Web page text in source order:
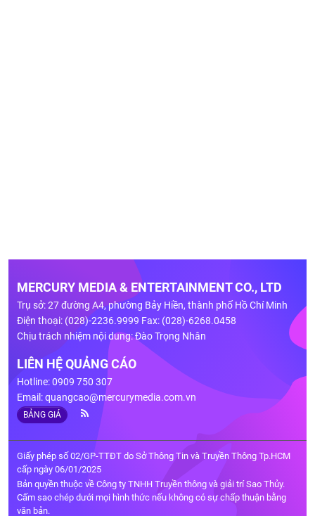
MERCURY MEDIA & ENTERTAINMENT CO., LTD
Trụ sở: 27 đường A4, phường Bảy Hiền, thành phố Hồ Chí Minh
Điện thoại: (028)-2236.9999 Fax: (028)-6268.0458
Chịu trách nhiệm nội dung: Đào Trọng Nhân
LIÊN HỆ QUẢNG CÁO
Hotline: 0909 750 307
Email:quangcao@mercurymedia.com.vn
BẢNG GIÁ
Giấy phép số 02/GP-TTĐT do Sở Thông Tin và Truyền Thông Tp.HCM
cấp ngày 06/01/2025
Bản quyền thuộc về Công ty TNHH Truyền thông và giải trí Sao Thủy.
Cấm sao chép dưới mọi hình thức nếu không có sự chấp thuận bằng
văn bản.